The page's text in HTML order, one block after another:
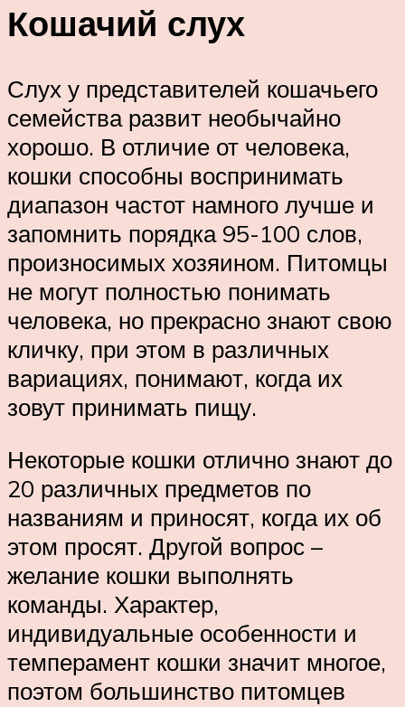
Кошачий слух
Слух у представителей кошачьего
семейства развит необычайно
хорошо. В отличие от человека,
кошки способны воспринимать
диапазон частот намного лучше и
запомнить порядка 95-100 слов,
произносимых хозяином. Питомцы
не могут полностью понимать
человека, но прекрасно знают свою
кличку, при этом в различных
вариациях, понимают, когда их
зовут принимать пищу.
Некоторые кошки отлично знают до
20 различных предметов по
названиям и приносят, когда их об
этом просят. Другой вопрос –
желание кошки выполнять
команды. Характер,
индивидуальные особенности и
темперамент кошки значит многое,
поэтом большинство питомцев